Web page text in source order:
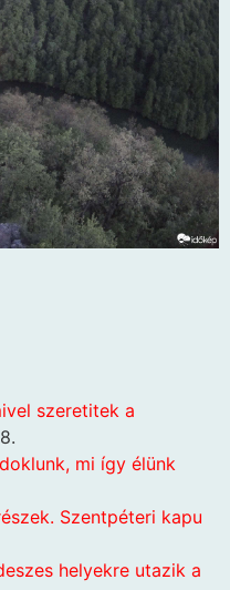
szeretitek a
mi így élünk
Szentpéteri kapu
helyekre utazik a